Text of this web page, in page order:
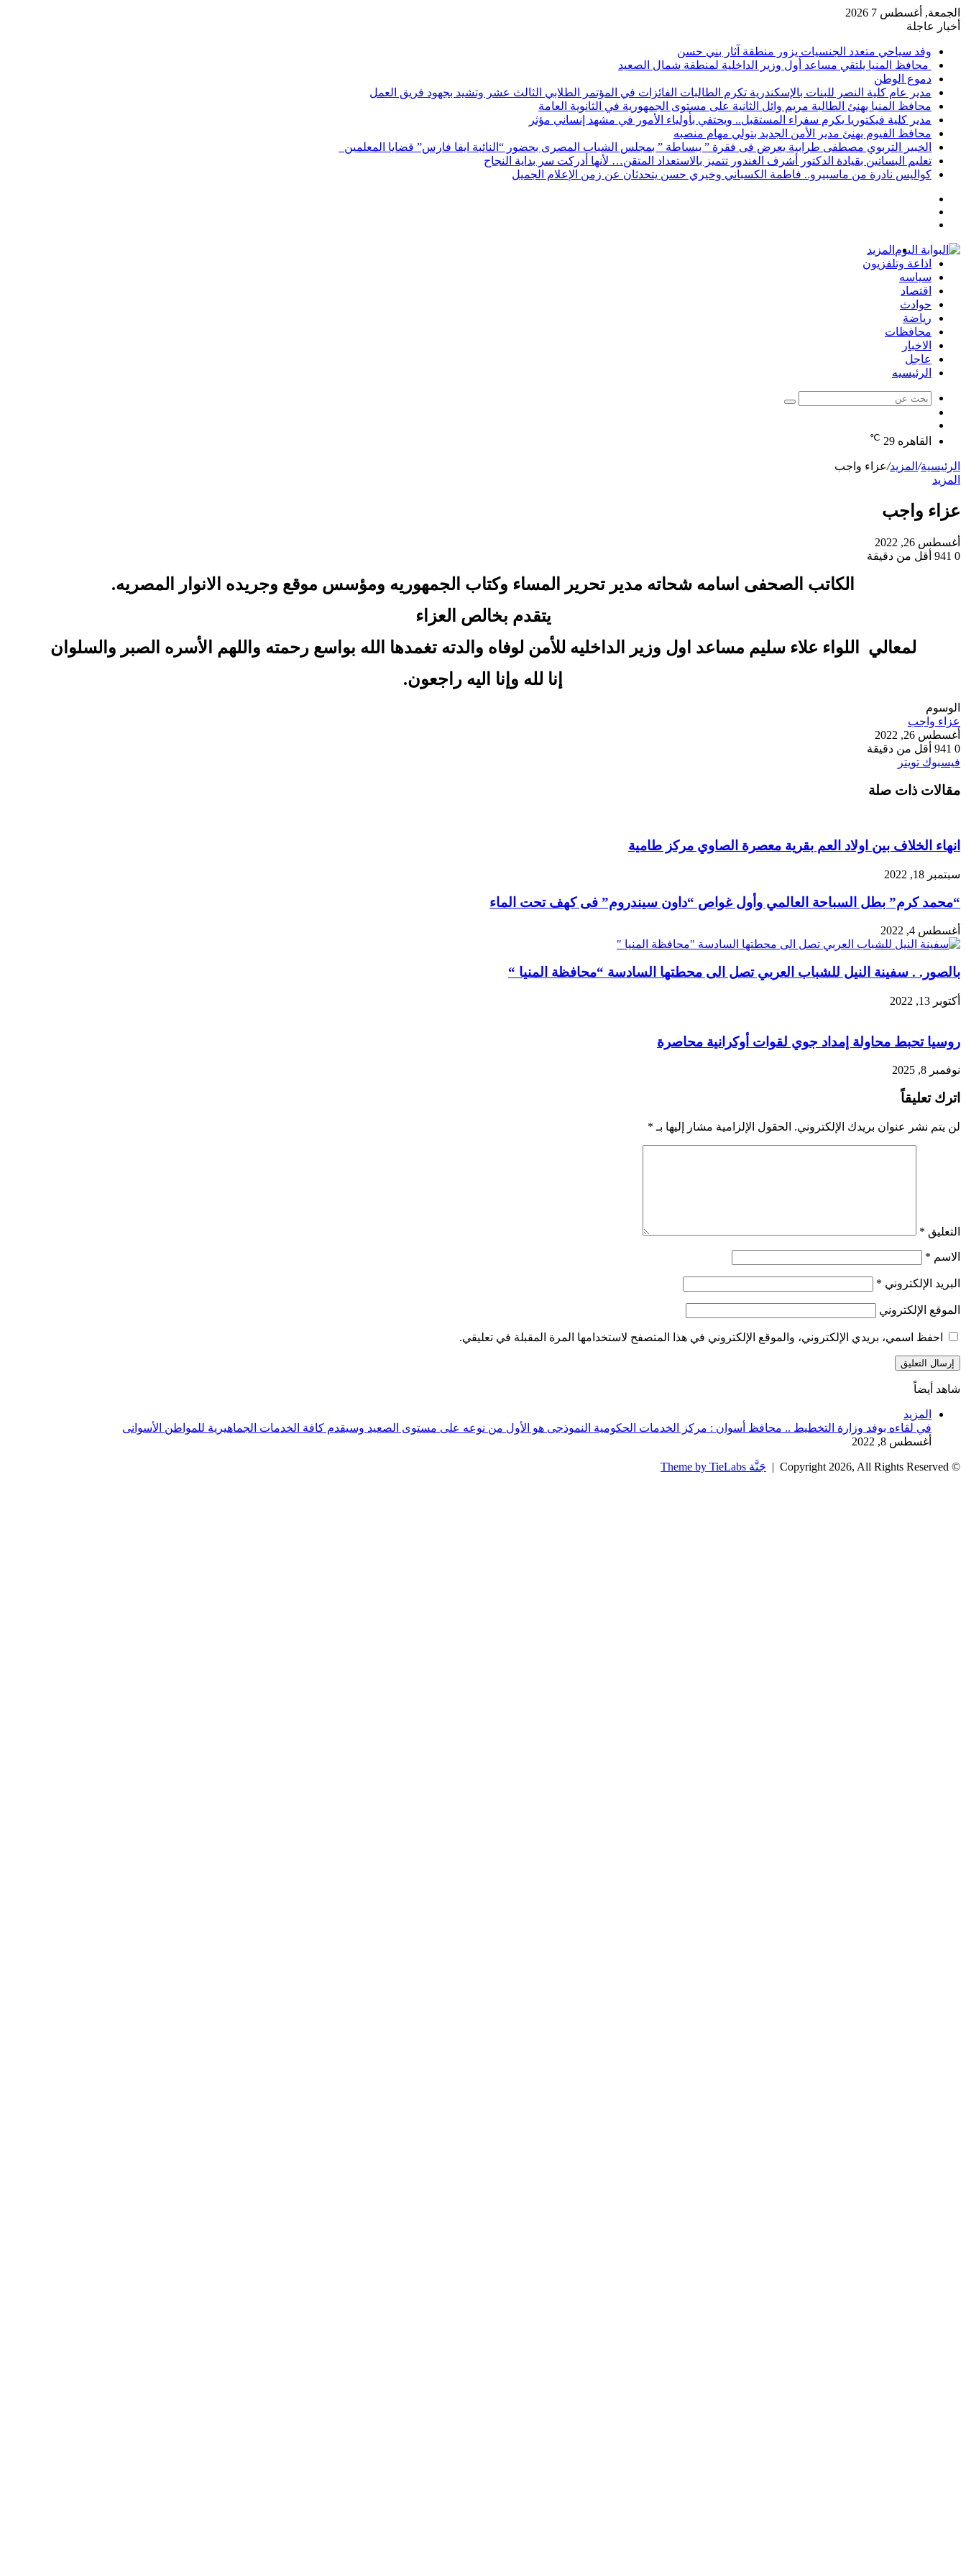
الجمعة, أغسطس 7 2026
أخبار عاجلة
وفد سياحي متعدد الجنسيات يزور منطقة آثار بني حسن
محافظ المنيا يلتقي مساعد أول وزير الداخلية لمنطقة شمال الصعيد
دموع الوطن
مدير عام كلية النصر للبنات بالإسكندرية تكرم الطالبات الفائزات في المؤتمر الطلابي الثالث عشر وتشيد بجهود فريق العمل
محافظ المنيا يهنئ الطالبة مريم وائل الثانية على مستوى الجمهورية في الثانوية العامة
مدير كلية فيكتوريا يكرم سفراء المستقبل.. ويحتفي بأولياء الأمور في مشهد إنساني مؤثر
محافظ الفيوم يهنئ مدير الأمن الجديد بتولي مهام منصبه
الخبير التربوي مصطفى طرابية يعرض فى فقرة ” ببساطة ” بمجلس الشباب المصرى بحضور “النائبة ايفا فارس” قضايا المعلمين
تعليم البساتين بقيادة الدكتور أشرف الغندور تتميز بالاستعداد المتقن… لأنها أدركت سر بداية النجاح
كواليس نادرة من ماسبيرو.. فاطمة الكسباني وخيري حسن يتحدثان عن زمن الإعلام الجميل
المزيد
اذاعة وتلفزيون
سياسه
اقتصاد
حوادث
رياضة
محافظات
الاخبار
عاجل
الرئيسيه
بحث
عشوائي
القاهره 29
℃
الرئيسية/ المزيد/عزاء واجب
المزيد
عزاء واجب
أغسطس 26, 2022
0
أقل من دقيقة
الكاتب الصحفى اسامه شحاته مدير تحرير المساء وكتاب الجمهوريه ومؤسس موقع وجريده الانوار المصريه.
يتقدم بخالص العزاء
لمعالي اللواء علاء سليم مساعد اول وزير الداخليه للأمن لوفاه والدته تغمدها الله بواسع رحمته واللهم الأسره الصبر والسلوان
إنا لله وإنا اليه راجعون.
الوسوم
عزاء واجب
أغسطس 26, 2022
0
أقل من دقيقة
فيسبوك تويتر
البريد
مقالات ذات صلة
انهاء الخلاف بين اولاد العم بقرية معصرة الصاوي مركز طامية
سبتمبر 18, 2022
“محمد كرم” بطل السباحة العالمي وأول غواص “داون سيندروم” فى كهف تحت الماء
أغسطس 4, 2022
بالصور. . سفينة النيل للشباب العربي تصل الى محطتها السادسة “محافظة المنيا “
أكتوبر 13, 2022
روسيا تحبط محاولة إمداد جوي لقوات أوكرانية محاصرة
نوفمبر 8, 2025
اترك تعليقاً
لن يتم نشر عنوان بريدك الإلكتروني. الحقول الإلزامية مشار إليها بـ *
التعليق *
الاسم *
البريد الإلكتروني *
الموقع الإلكتروني
احفظ اسمي، بريدي الإلكتروني، والموقع الإلكتروني في هذا المتصفح لاستخدامها المرة المقبلة في تعليقي.
شاهد أيضاً
المزيد
في لقاءه بوفد وزارة التخطيط .. محافظ أسوان : مركز الخدمات الحكومية النموذجى هو الأول من نوعه على مستوى الصعيد وسيقدم كافة الخدمات الجماهيرية للمواطن الأسوانى
أغسطس 8, 2022
© Copyright 2026, All Rights Reserved |
جَنَّة Theme by TieLabs